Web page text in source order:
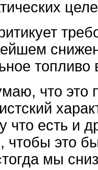
топливо
что это
что есть и
чтобы это
мы